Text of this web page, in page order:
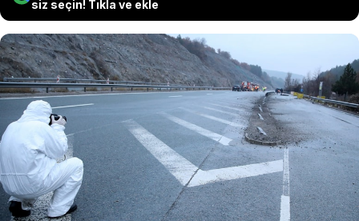
siz seçin! Tıkla ve ekle
Nijerya'da kontrolden çıkan
otobüs, duvara çarptı. Kazada 16
kişi hayatını kaybetti.